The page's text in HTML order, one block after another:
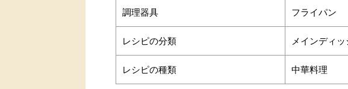
調理器具 フライパン
レシピの分類 メインディッ
レシピの種類 中華料理